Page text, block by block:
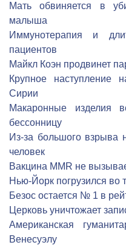
Мать обвиняется в
малыша
Иммунотерапия и
пациентов
Майкл Коэн продвинет
Крупное наступление
Сирии
Макаронные изделия
бессонницу
Из-за большого взрыва
человек
Вакцина MMR не
Нью-Йорк погрузился во
Безос остается № 1 в
Церковь уничтожает
Американская
Венесуэлу